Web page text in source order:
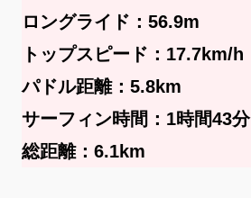
ロングライド：56.9m
トップスピード：17.7km/h
パドル距離：5.8km
サーフィン時間：1時間43分
総距離：6.1km